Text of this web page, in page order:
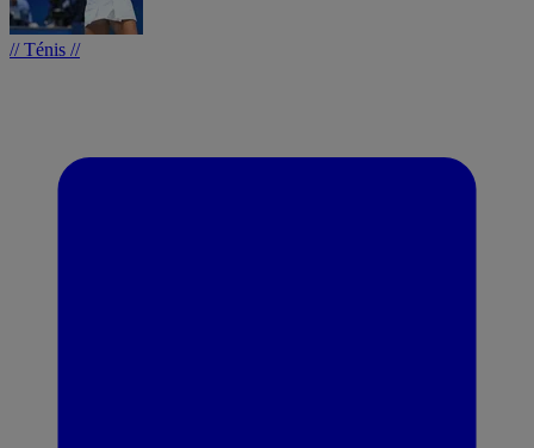
// Ténis //